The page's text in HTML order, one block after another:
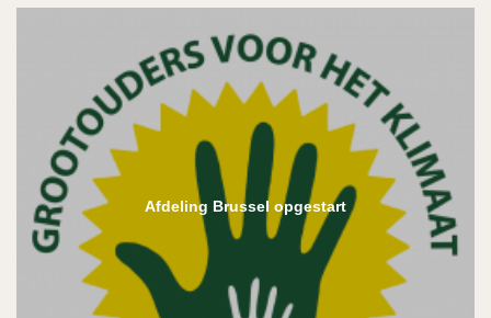
Afdeling Brussel opgestart